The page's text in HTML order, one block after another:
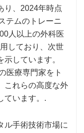
り、2024年時点
テムのトレーニ
人以上の外科医
しており、次世
しています。
医療専門家をト
これらの高度な外
ています。.
ル手術技術市場に